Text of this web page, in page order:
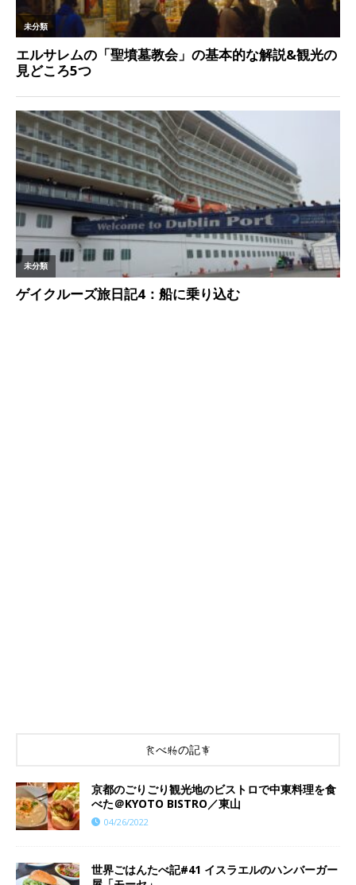
食べ物の記事
京都のごりごり観光地のビストロで中東料理を食
べた＠KYOTO BISTRO／東山
04/26/2022
世界ごはんたべ記#41 イスラエルのハンバーガー